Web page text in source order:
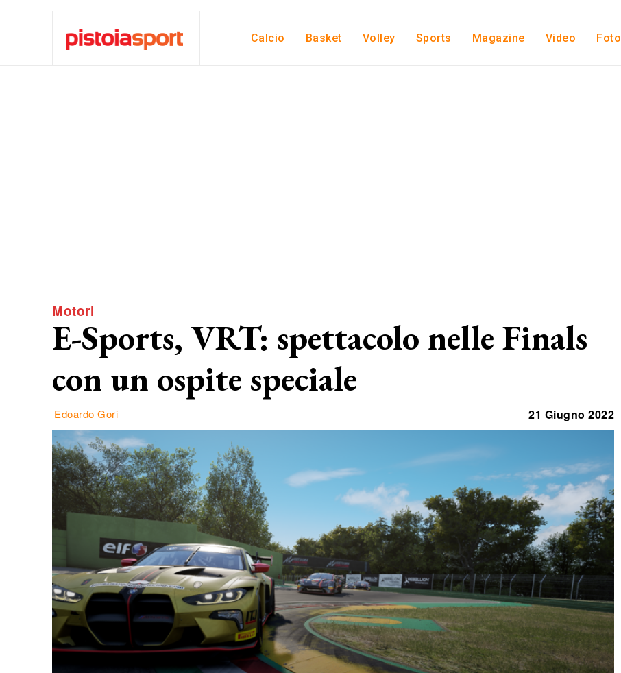
Calcio Basket Volley Sports Magazine Video Foto
Motori
E-Sports, VRT: spettacolo nelle Finals
con un ospite speciale
Edoardo Gori 21 Giugno 2022